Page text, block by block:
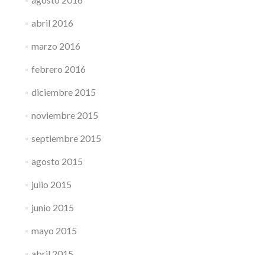
abril 2016
marzo 2016
febrero 2016
diciembre 2015
noviembre 2015
septiembre 2015
agosto 2015
julio 2015
junio 2015
mayo 2015